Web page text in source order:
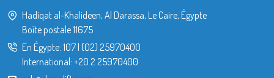
Hadiqat al-Khalideen, Al Darassa, Le Caire, Égypte
Boîte postale 11675
En Égypte: 107| (02) 25970400
International: +20 2 25970400